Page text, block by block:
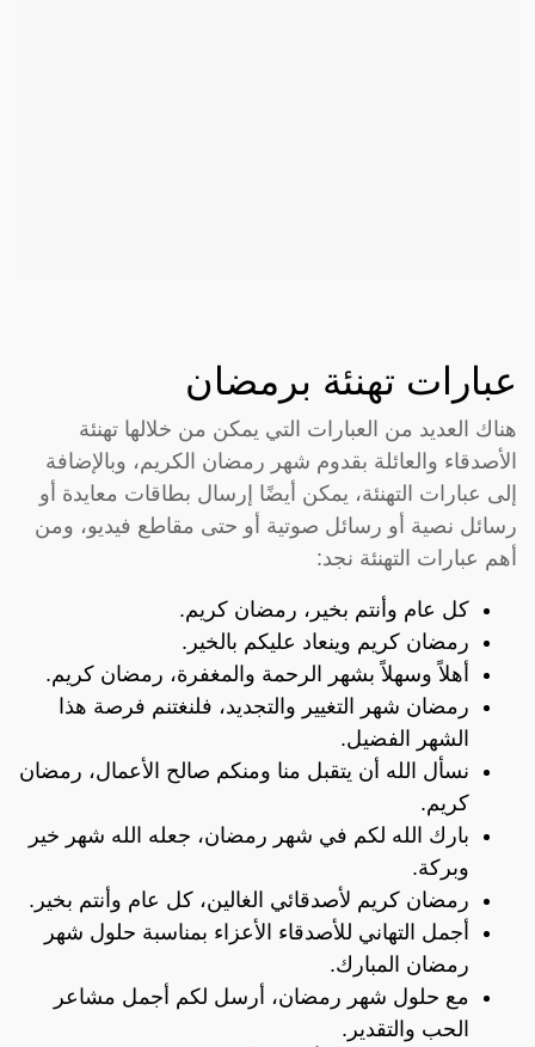
عبارات تهنئة برمضان
هناك العديد من العبارات التي يمكن من خلالها تهنئة
الأصدقاء والعائلة بقدوم شهر رمضان الكريم، وبالإضافة
إلى عبارات التهنئة، يمكن أيضًا إرسال بطاقات معايدة أو
رسائل نصية أو رسائل صوتية أو حتى مقاطع فيديو، ومن
أهم عبارات التهنئة نجد:
كل عام وأنتم بخير، رمضان كريم.
رمضان كريم وينعاد عليكم بالخير.
أهلاً وسهلاً بشهر الرحمة والمغفرة، رمضان كريم.
رمضان شهر التغيير والتجديد، فلنغتنم فرصة هذا
الشهر الفضيل.
نسأل الله أن يتقبل منا ومنكم صالح الأعمال، رمضان
كريم.
بارك الله لكم في شهر رمضان، جعله الله شهر خير
وبركة.
رمضان كريم لأصدقائي الغالين، كل عام وأنتم بخير.
أجمل التهاني للأصدقاء الأعزاء بمناسبة حلول شهر
رمضان المبارك.
مع حلول شهر رمضان، أرسل لكم أجمل مشاعر
الحب والتقدير.